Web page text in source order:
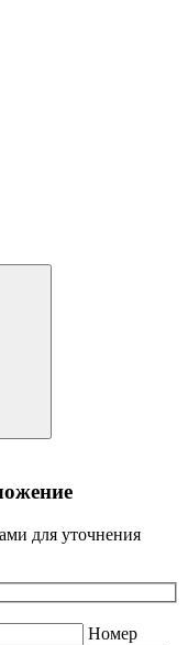
для уточнения
Номер